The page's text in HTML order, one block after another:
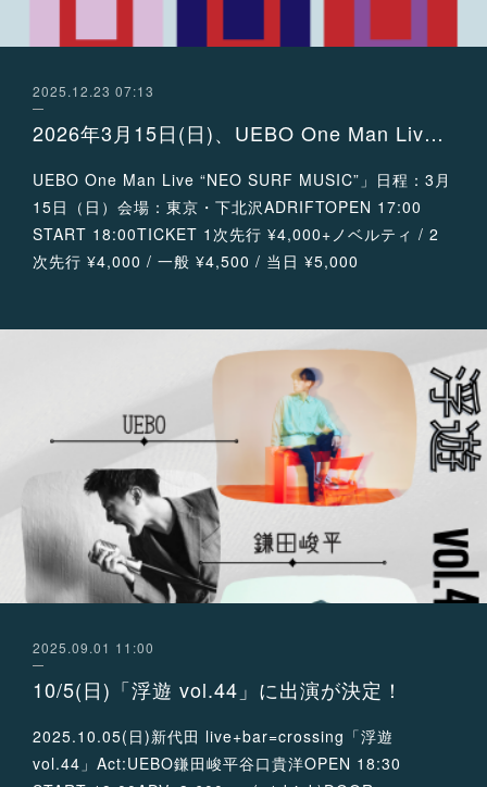
2025.12.23 07:13
2026年3月15日(日)、UEBO One Man Live “NEO SURF MUSIC”開催決定！
UEBO One Man Live “NEO SURF MUSIC”」日程：3月
15日（日）会場：東京・下北沢ADRIFTOPEN 17:00
START 18:00TICKET 1次先行 ¥4,000+ノベルティ / 2
次先行 ¥4,000 / 一般 ¥4,500 / 当日 ¥5,000
2025.09.01 11:00
10/5(日)「浮遊 vol.44」に出演が決定！
2025.10.05(日)新代田 live+bar=crossing「浮遊
vol.44」Act:UEBO鎌田峻平谷口貴洋OPEN 18:30